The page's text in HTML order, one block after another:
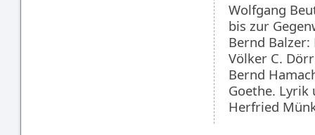
Wolfgang
bis zur
Bernd
Völker C.
Bernd
Goethe. Lyrik
Herfried